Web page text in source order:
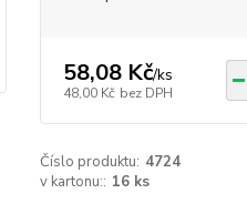
58,08 Kč/ks
48,00 Kč bez DPH
Číslo produktu: 4724
v kartonu:: 16 ks